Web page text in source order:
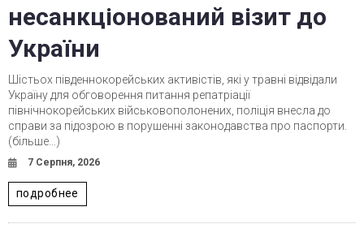
несанкціонований візит до
України
Шістьох південнокорейських активістів, які у травні відвідали
Україну для обговорення питання репатріації
північнокорейських військовополонених, поліція внесла до
справи за підозрою в порушенні законодавства про паспорти.
(більше…)
7 Серпня, 2026
подробнее